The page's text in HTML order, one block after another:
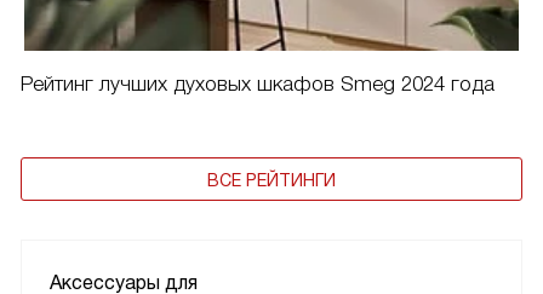
Рейтинг лучших духовых шкафов Smeg 2024 года
ВСЕ РЕЙТИНГИ
Аксессуары для